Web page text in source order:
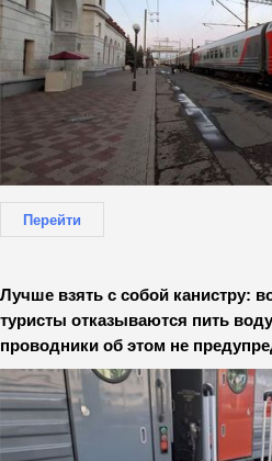
Перейти
Лучше взять с собой канистру:
туристы отказываются пить
проводники об этом не